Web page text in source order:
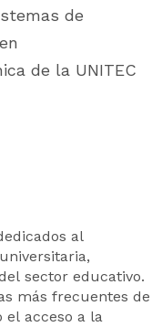
de
de la UNITEC
al
sector educativo.
más frecuentes de
acceso a la